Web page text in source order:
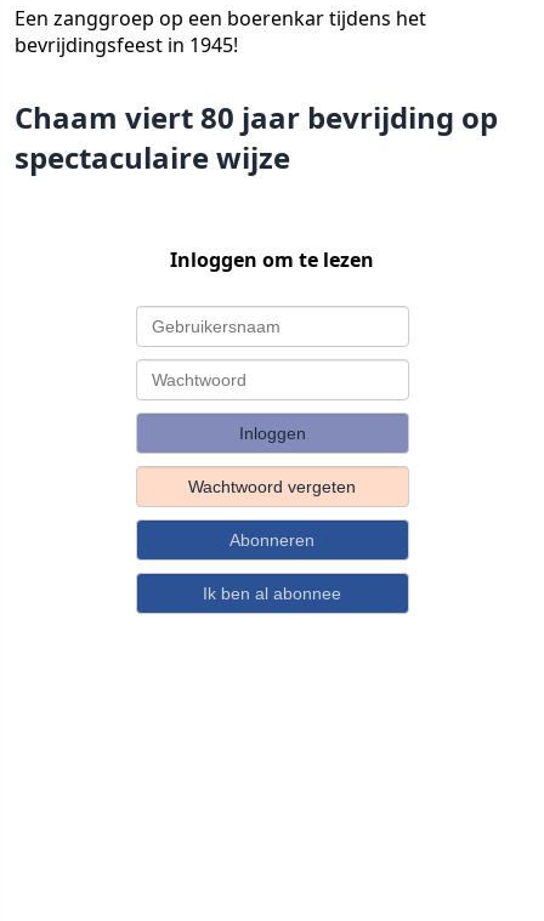
Een zanggroep op een boerenkar tijdens het
bevrijdingsfeest in 1945!
Chaam viert 80 jaar bevrijding op
spectaculaire wijze
Inloggen om te lezen